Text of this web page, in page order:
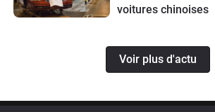
voitures chinoises
Voir plus d'actu